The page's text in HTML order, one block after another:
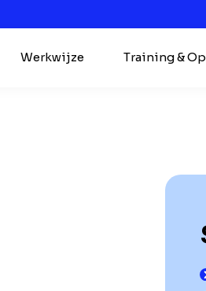
Werkwijze Training &